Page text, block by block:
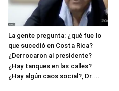
La gente pregunta: ¿qué fue lo
que sucedió en Costa Rica?
¿Derrocaron al presidente?
¿Hay tanques en las calles?
¿Hay algún caos social?, Dr....